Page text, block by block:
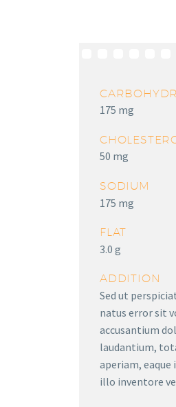
175 mg
50 mg
SODIUM
175 mg
FLAT
3.0 g
ADDITION
Sed ut
natus error sit
accusantium
laudantium,
aperiam, eaque
illo inventore